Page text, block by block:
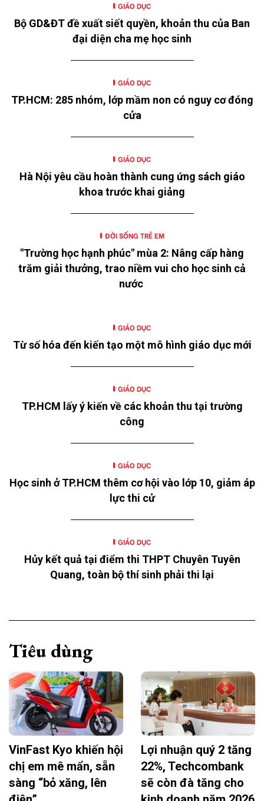
GIÁO DỤC
Bộ GD&ĐT đề xuất siết quyền, khoản thu của Ban
đại diện cha mẹ học sinh
GIÁO DỤC
TP.HCM: 285 nhóm, lớp mầm non có nguy cơ đóng
cửa
GIÁO DỤC
Hà Nội yêu cầu hoàn thành cung ứng sách giáo
khoa trước khai giảng
ĐỜI SỐNG TRẺ EM
"Trường học hạnh phúc" mùa 2: Nâng cấp hàng
trăm giải thưởng, trao niềm vui cho học sinh cả
nước
GIÁO DỤC
Từ số hóa đến kiến tạo một mô hình giáo dục mới
GIÁO DỤC
TP.HCM lấy ý kiến về các khoản thu tại trường
công
GIÁO DỤC
Học sinh ở TP.HCM thêm cơ hội vào lớp 10, giảm áp
lực thi cử
GIÁO DỤC
Hủy kết quả tại điểm thi THPT Chuyên Tuyên
Quang, toàn bộ thí sinh phải thi lại
Tiêu dùng
VinFast Kyo khiến hội
chị em mê mẩn, sẵn
sàng “bỏ xăng, lên
Lợi nhuận quý 2 tăng
22%, Techcombank
sẽ còn đà tăng cho